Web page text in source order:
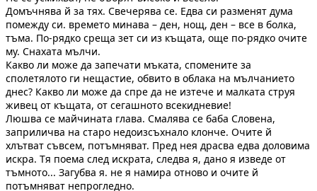
Домъчнява й за тях. Свечерява се. Едва си разменят дума
помежду си. времето минава – ден, нощ, ден – все в болка,
тъма. По-рядко среща зет си из къщата, още по-рядко очите
му. Снахата мълчи.
Какво ли може да запечати мъката, спомените за
сполетялото ги нещастие, обвито в облака на мълчанието
днес? Какво ли може да спре да не изтече и малката струя
живец от къщата, от сегашното всекидневие!
Люшва се майчината глава. Смалява се баба Словена,
заприличва на старо недоизсъхнало клонче. Очите й
хлътват съвсем, потъмняват. Пред нея драсва едва доловима
искра. Тя поема след искрата, следва я, дано я изведе от
тъмното... Загубва я. не я намира отново и очите й
потъмняват непрогледно.